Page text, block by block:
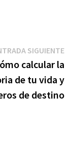
SIGUIENTE
calcular la
de tu vida y
de destino